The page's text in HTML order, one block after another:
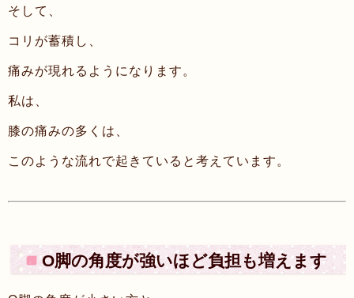
そして、
コリが蓄積し、
痛みが現れるようになります。
私は、
膝の痛みの多くは、
このような流れで起きていると考えています。
O脚の角度が強いほど負担も増えます